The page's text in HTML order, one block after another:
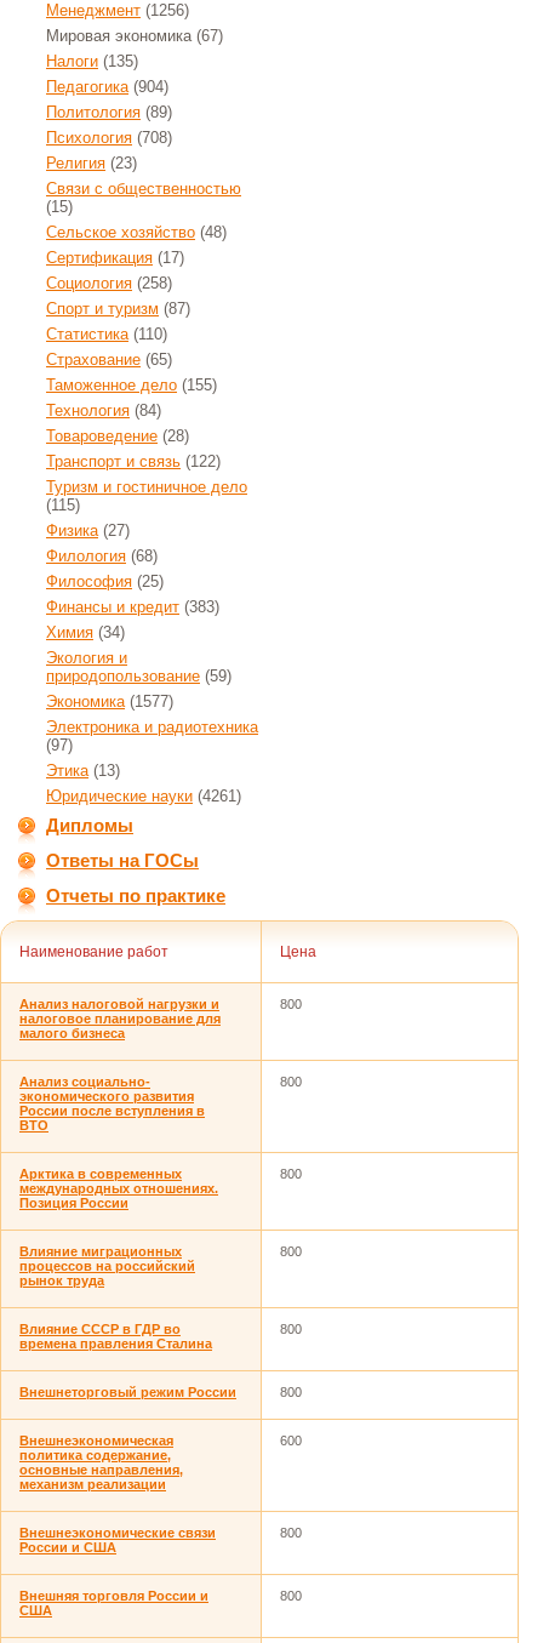
Менеджмент (1256)
Мировая экономика(67)
Налоги (135)
Педагогика(904)
Политология (89)
Психология (708)
Религия (23)
Связи с общественностью
(15)
Сельское хозяйство (48)
Сертификация (17)
Социология (258)
Спорт и туризм (87)
Статистика(110)
Страхование (65)
Таможенное дело (155)
Технология (84)
Товароведение (28)
Транспорт и связь (122)
Туризм и гостиничное дело
(115)
Физика(27)
Филология (68)
Философия (25)
Финансы и кредит (383)
Химия (34)
Экология и
природопользование (59)
Экономика(1577)
Электроника и радиотехника
(97)
Этика(13)
Юридические науки (4261)
Дипломы
Ответы на ГОСы
Отчеты по практике
Наименование работ Цена
Анализ налоговой нагрузки и
налоговое планирование для
малого бизнеса
800
Анализ социально-
экономического развития
России после вступления в
ВТО
800
Арктика в современных
международных отношениях.
Позиция России
800
Влияние миграционных
процессов на российский
рынок труда
800
Влияние СССР в ГДР во
времена правления Сталина
800
Внешнеторговый режим России 800
Внешнеэкономическая
политика содержание,
основные направления,
механизм реализации
600
Внешнеэкономические связи
России и США
800
Внешняя торговля России и
США
800